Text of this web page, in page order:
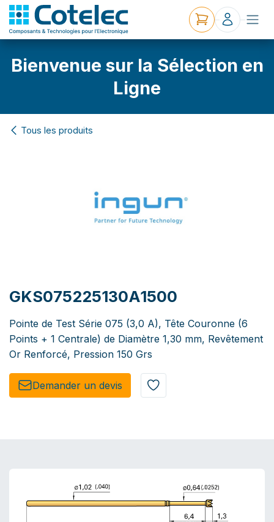
Bienvenue sur la Sélection en
Ligne
Tous les produits
GKS075225130A1500
Pointe de Test Série 075 (3,0 A), Tête Couronne (6
Points + 1 Centrale) de Diamètre 1,30 mm, Revêtement
Or Renforcé, Pression 150 Grs
Demander un de​​vis​​